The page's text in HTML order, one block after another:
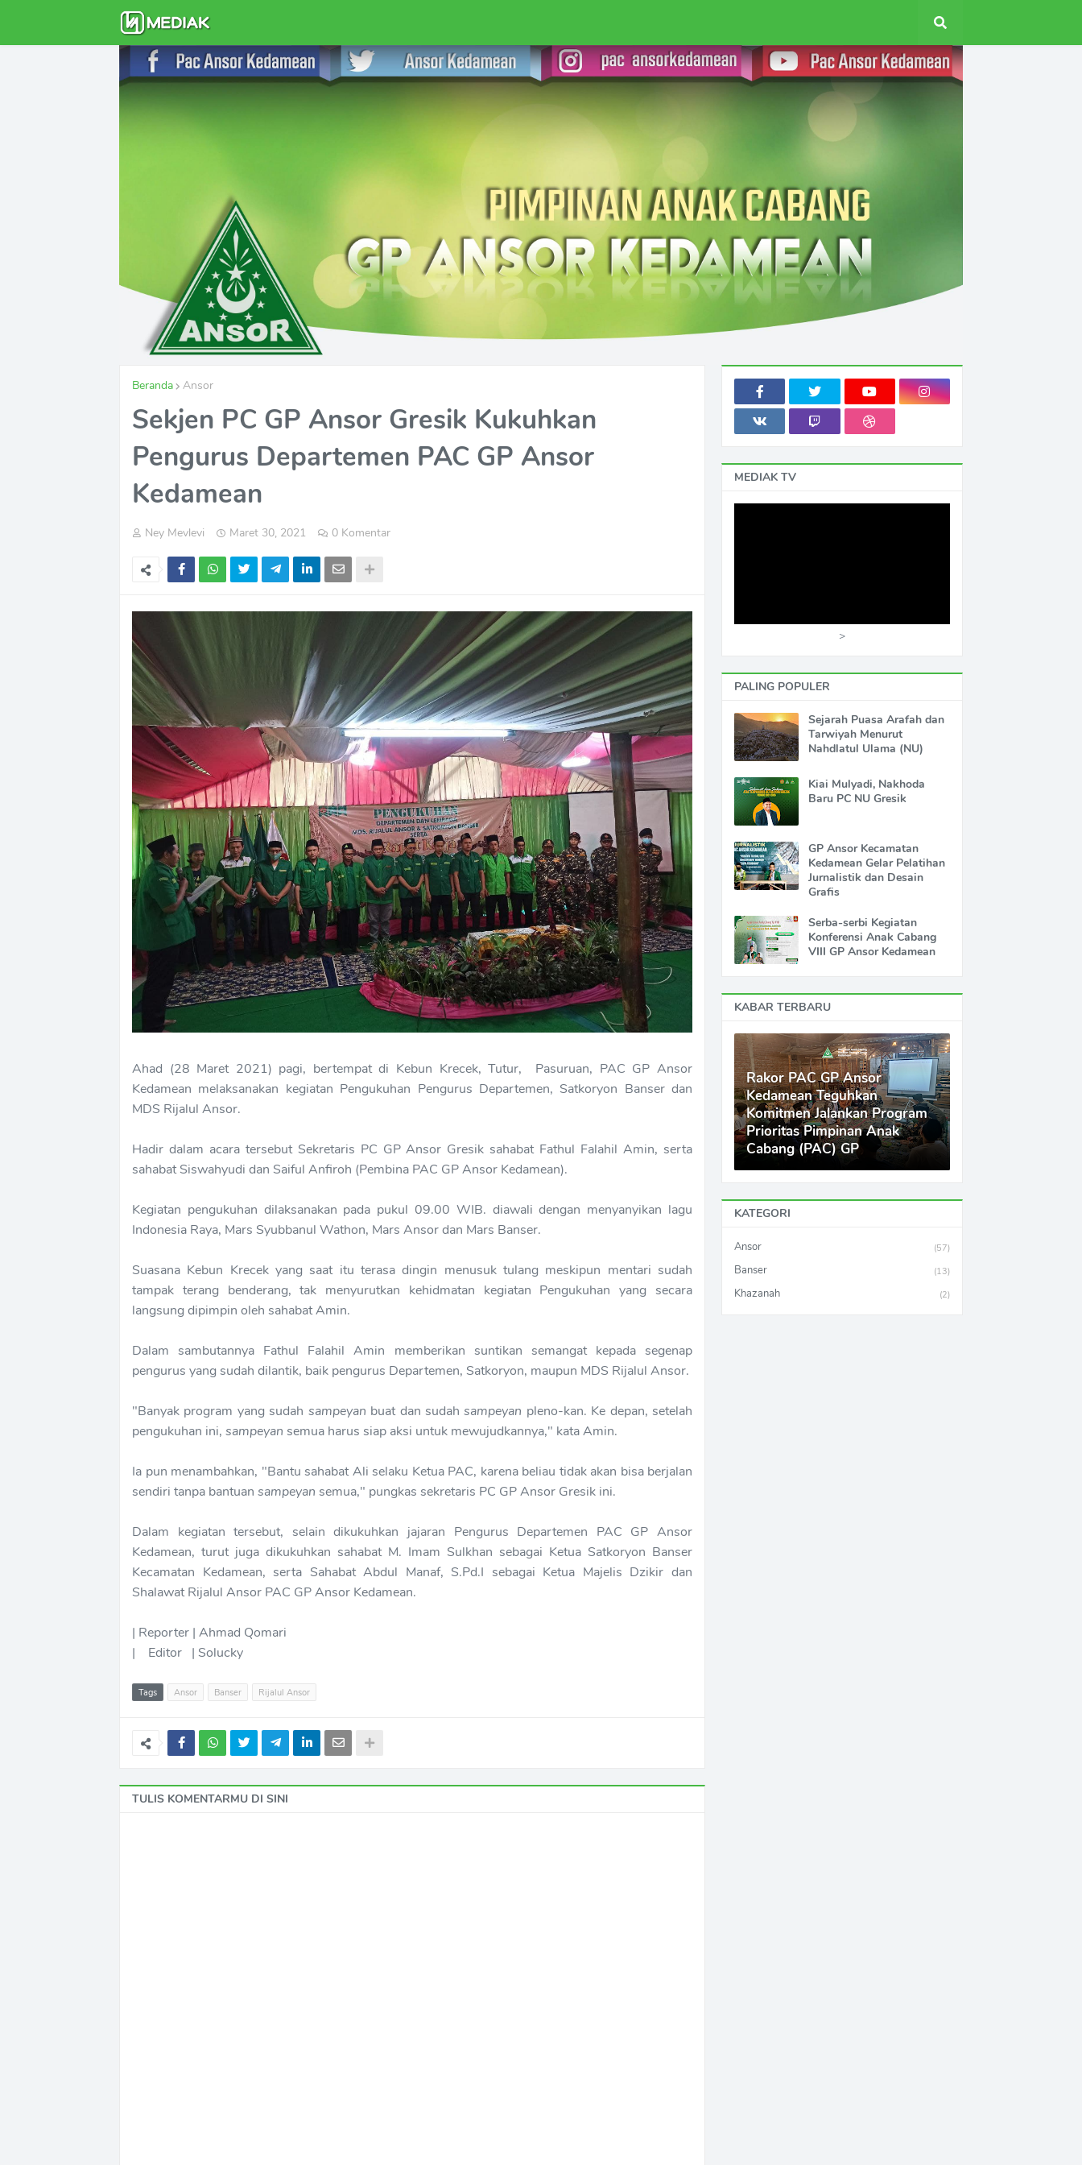
BERANDA TENTANG KAMI MATERI PELATIHAN & DIKLAT RANTING LEMBAGA KABAR TOKOH KHUTBAH
Beranda Ansor
Sekjen PC GP Ansor Gresik Kukuhkan
Pengurus Departemen PAC GP Ansor
Kedamean
Ney Mevlevi Maret 30, 2021 0 Komentar
Ahad (28 Maret 2021) pagi, bertempat di Kebun Krecek, Tutur, Pasuruan, PAC GP Ansor
Kedamean melaksanakan kegiatan Pengukuhan Pengurus Departemen, Satkoryon Banser dan
MDS Rijalul Ansor.
Hadir dalam acara tersebut Sekretaris PC GP Ansor Gresik sahabat Fathul Falahil Amin, serta
sahabat Siswahyudi dan Saiful Anfiroh (Pembina PAC GP Ansor Kedamean).
Kegiatan pengukuhan dilaksanakan pada pukul 09.00 WIB. diawali dengan menyanyikan lagu
Indonesia Raya, Mars Syubbanul Wathon, Mars Ansor dan Mars Banser.
Suasana Kebun Krecek yang saat itu terasa dingin menusuk tulang meskipun mentari sudah
tampak terang benderang, tak menyurutkan kehidmatan kegiatan Pengukuhan yang secara
langsung dipimpin oleh sahabat Amin.
Dalam sambutannya Fathul Falahil Amin memberikan suntikan semangat kepada segenap
pengurus yang sudah dilantik, baik pengurus Departemen, Satkoryon, maupun MDS Rijalul Ansor.
"Banyak program yang sudah sampeyan buat dan sudahsampeyan pleno-kan. Ke depan, setelah
pengukuhan ini, sampeyan semua harus siap aksi untuk mewujudkannya," kata Amin.
Ia pun menambahkan, "Bantu sahabat Ali selaku Ketua PAC, karena beliau tidak akan bisa berjalan
sendiri tanpa bantuan sampeyan semua," pungkas sekretaris PC GP Ansor Gresik ini.
Dalam kegiatan tersebut, selain dikukuhkan jajaran Pengurus Departemen PAC GP Ansor
Kedamean, turut juga dikukuhkan sahabat M. Imam Sulkhan sebagai Ketua Satkoryon Banser
Kecamatan Kedamean, serta Sahabat Abdul Manaf, S.Pd.I sebagai Ketua Majelis Dzikir dan
Shalawat Rijalul Ansor PAC GP Ansor Kedamean.
| Reporter | Ahmad Qomari
| Editor | Solucky
Tags Ansor Banser Rijalul Ansor
TULIS KOMENTARMU DI SINI
MEDIAK TV
>
PALING POPULER
Sejarah Puasa Arafah dan
Tarwiyah Menurut
Nahdlatul Ulama (NU)
Kiai Mulyadi, Nakhoda
Baru PC NU Gresik
GP Ansor Kecamatan
Kedamean Gelar Pelatihan
Jurnalistik dan Desain
Grafis
Serba-serbi Kegiatan
Konferensi Anak Cabang
VIII GP Ansor Kedamean
KABAR TERBARU
Rakor PAC GP Ansor
Kedamean Teguhkan
Komitmen Jalankan Program
Prioritas Pimpinan Anak
Cabang (PAC) GP
KATEGORI
Ansor (57)
Banser (13)
Khazanah (2)